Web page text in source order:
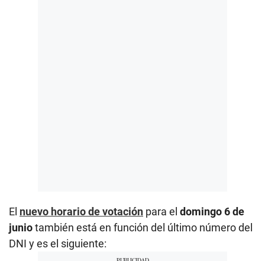
El nuevo horario de votación para el domingo 6 de
juniotambién está en función del último número del
DNI y es el siguiente: